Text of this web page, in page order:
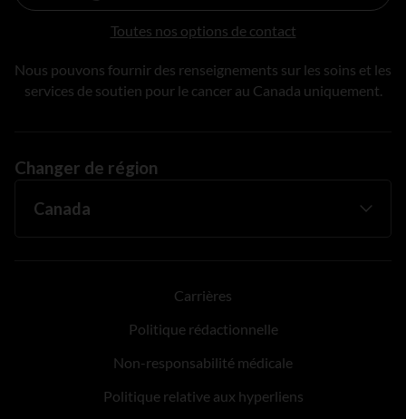
Toutes nos options de contact
Nous pouvons fournir des renseignements sur les soins et les
services de soutien pour le cancer au Canada uniquement.
Changer de région
Carrières
Politique rédactionnelle
Non-responsabilité médicale
Politique relative aux hyperliens